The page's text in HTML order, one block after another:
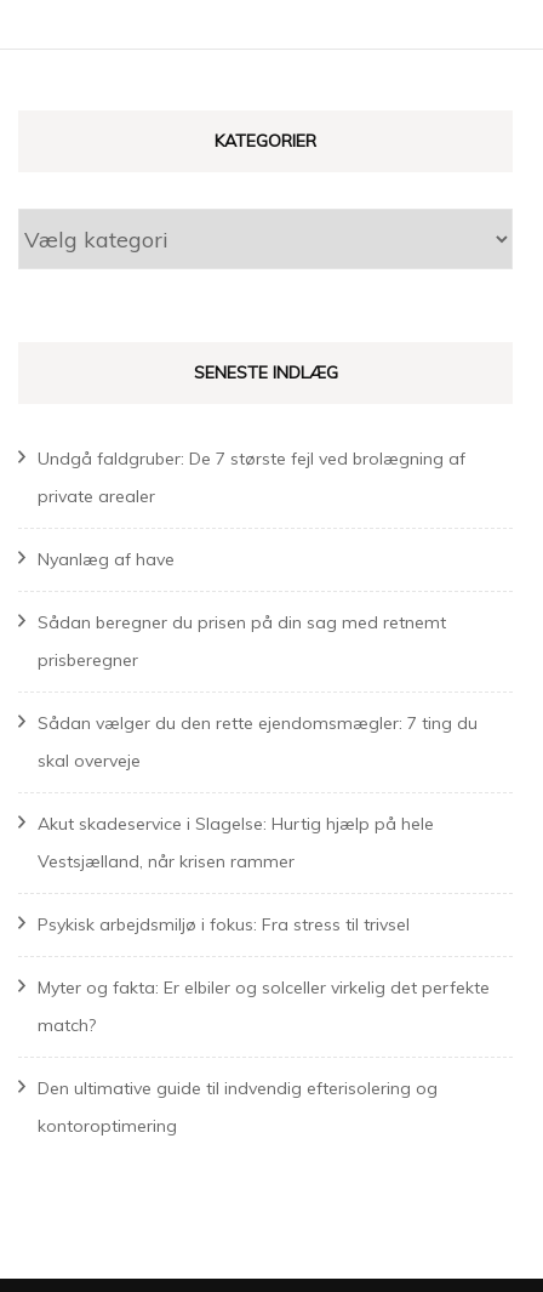
KATEGORIER
Kategorier
SENESTE INDLÆG
Undgå faldgruber: De 7 største fejl ved brolægning af
private arealer
Nyanlæg af have
Sådan beregner du prisen på din sag med retnemt
prisberegner
Sådan vælger du den rette ejendomsmægler: 7 ting du
skal overveje
Akut skadeservice i Slagelse: Hurtig hjælp på hele
Vestsjælland, når krisen rammer
Psykisk arbejdsmiljø i fokus: Fra stress til trivsel
Myter og fakta: Er elbiler og solceller virkelig det perfekte
match?
Den ultimative guide til indvendig efterisolering og
kontoroptimering